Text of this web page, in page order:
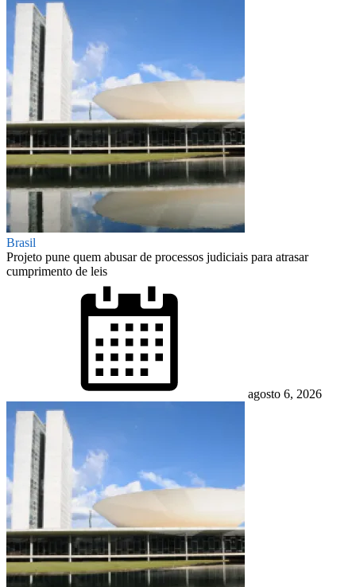
Brasil
Projeto pune quem abusar de processos judiciais para atrasar
cumprimento de leis
agosto 6, 2026